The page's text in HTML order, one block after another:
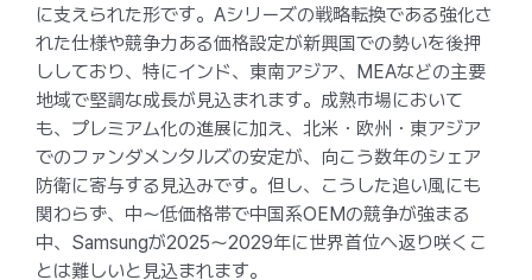
に支えられた形です。Aシリーズの戦略転換である強化さ
れた仕様や競争力ある価格設定が新興国での勢いを後押
ししており、特にインド、東南アジア、MEAなどの主要
地域で堅調な成長が見込まれます。成熟市場において
も、プレミアム化の進展に加え、北米・欧州・東アジア
でのファンダメンタルズの安定が、向こう数年のシェア
防衛に寄与する見込みです。但し、こうした追い風にも
関わらず、中〜低価格帯で中国系OEMの競争が強まる
中、Samsungが2025〜2029年に世界首位へ返り咲くこ
とは難しいと見込まれます。